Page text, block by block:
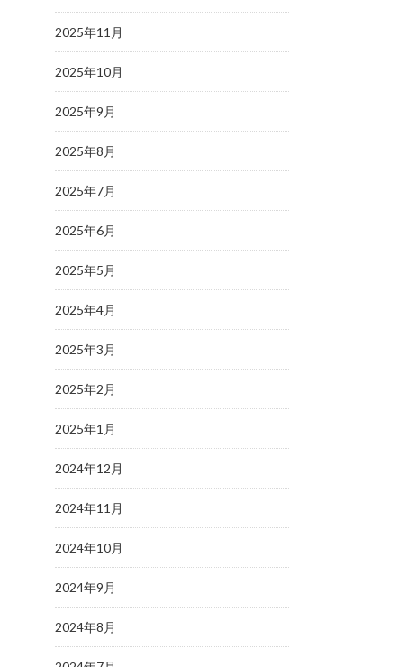
2025年11月
2025年10月
2025年9月
2025年8月
2025年7月
2025年6月
2025年5月
2025年4月
2025年3月
2025年2月
2025年1月
2024年12月
2024年11月
2024年10月
2024年9月
2024年8月